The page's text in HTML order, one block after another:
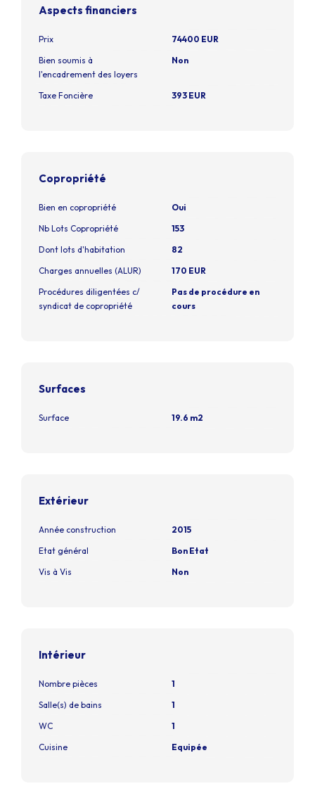
Aspects financiers
Prix
74400 EUR
Bien soumis à
l'encadrement des loyers
Non
Taxe Foncière 393 EUR
Copropriété
Bien en copropriété
Oui
Nb Lots Copropriété
153
Dont lots d'habitation
82
Charges annuelles (ALUR)
170 EUR
Procédures diligentées c/
syndicat de copropriété
Pas de procédure en
cours
Surfaces
Surface 19.6 m2
Extérieur
Année construction
2015
Etat général
Bon Etat
Vis à Vis
Non
Intérieur
Nombre pièces
1
Salle(s) de bains
1
WC
1
Cuisine
Equipée